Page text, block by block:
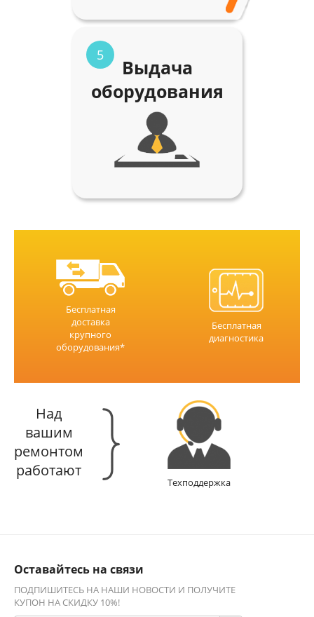
5
Выдача
оборудования
Бесплатная
доставка
крупного
оборудования*
Бесплатная
диагностика
Над
вашим
ремонтом
работают
Техподдержка
Оставайтесь на связи
ПОДПИШИТЕСЬ НА НАШИ НОВОСТИ И ПОЛУЧИТЕ
КУПОН НА СКИДКУ 10%!